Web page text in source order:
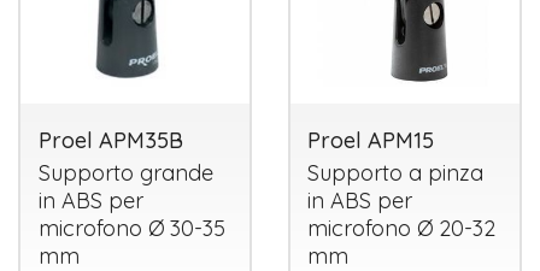
Proel APM35B
Supporto grande
in ABS per
microfono Ø 30-35
mm
Proel APM15
Supporto a pinza
inABS per
microfono Ø 20-32
mm